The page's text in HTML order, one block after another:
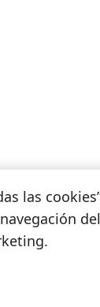
de
las